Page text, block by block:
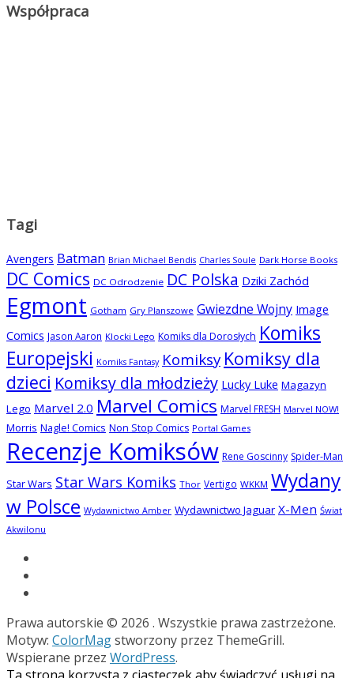
Współpraca
Tagi
Avengers Batman Brian Michael Bendis Charles Soule Dark Horse Books
DC Comics DC Odrodzenie DC Polska Dziki Zachód
Egmont Gotham Gry Planszowe Gwiezdne Wojny Image
Comics Jason Aaron Klocki Lego Komiks dla Dorosłych Komiks
Europejski Komiks Fantasy Komiksy Komiksy dla
dzieci Komiksy dla młodzieży Lucky Luke Magazyn
Lego Marvel 2.0 Marvel Comics Marvel FRESH Marvel NOW!
Morris Nagle! Comics Non Stop Comics Portal Games
Recenzje Komiksów Rene Goscinny Spider-Man
Star Wars Star Wars Komiks Thor Vertigo WKKM Wydany
w Polsce Wydawnictwo Amber Wydawnictwo Jaguar X-Men Świat
Akwilonu
Prawa autorskie © 2026 . Wszystkie prawa zastrzeżone.
Motyw: ColorMagstworzony przez ThemeGrill.
Wspierane przez WordPress.